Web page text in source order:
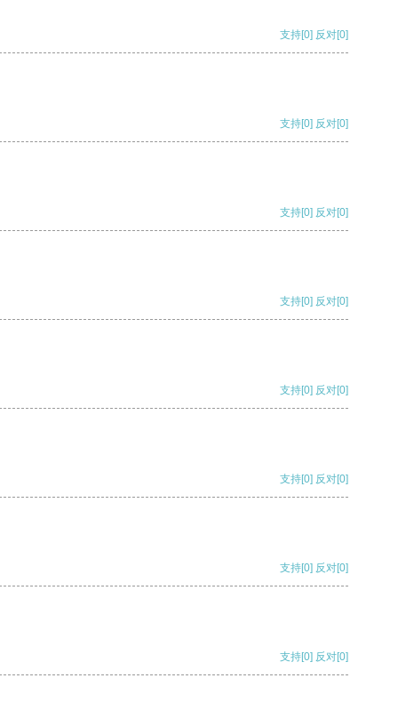
支持[0] 反对[0]
支持[0] 反对[0]
支持[0] 反对[0]
支持[0] 反对[0]
支持[0] 反对[0]
支持[0] 反对[0]
支持[0] 反对[0]
支持[0] 反对[0]